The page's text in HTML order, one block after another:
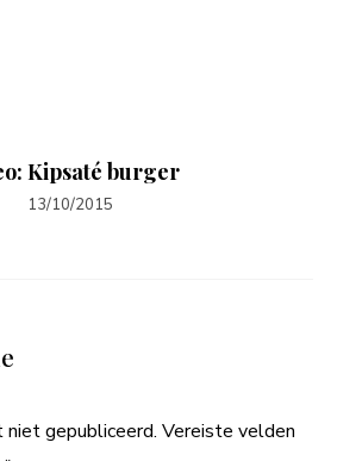
Kipsaté burger
13/10/2015
gepubliceerd. Vereiste velden